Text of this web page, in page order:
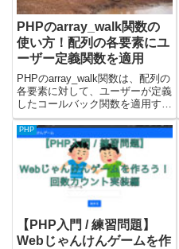
PHPのarray_walk関数の
使い方！配列の各要素にユ
ーザー定義関数を適用
PHPのarray_walk関数は、配列の
各要素に対して、ユーザーが定義
したコールバック関数を適用する
ために使用されます。この関数
は、配列の要素を直接変更した
り、各要素に対して特定の処理
（例: データベースへの書き込
み、ログ出力）を発生させ...
PHP
【PHP入門 / 練習問題】
Webじゃんけんゲームを作